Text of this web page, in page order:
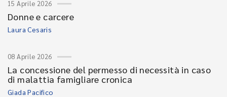
15 Aprile 2026
Donne e carcere
Laura Cesaris
08 Aprile 2026
La concessione del permesso di necessità in caso
di malattia famigliare cronica
Giada Pacifico